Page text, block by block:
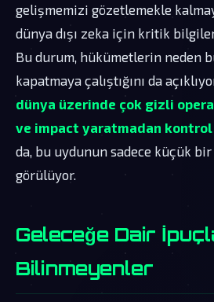
gelişmemizi gözetlemekle
dünya dışı zeka için kritik
Bu durum, hükümetlerin neden
kapatmaya çalıştığını da
dünya üzerinde çok gizli
ve impact yaratmadan kontrol
da, bu uydunun sadece küçük bir
görülüyor.
Geleceğe Dair
Bilinmeyenler